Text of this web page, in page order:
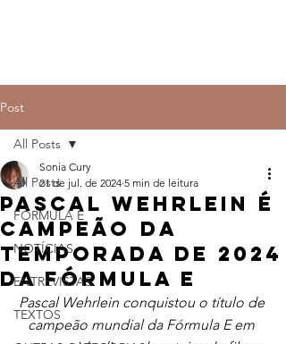
Post
All Posts
FÓRMULA E
NOTÍCIAS
ENTREVISTAS
TEXTOS
All Posts
Pascal Wehrlein é
campeão da
temporada de 2024
da Fórmula E
Sonia Cury
21 de jul. de 2024 5 min de leitura
Pascal Wehrlein conquistou o título de
campeão mundial da Fórmula E em